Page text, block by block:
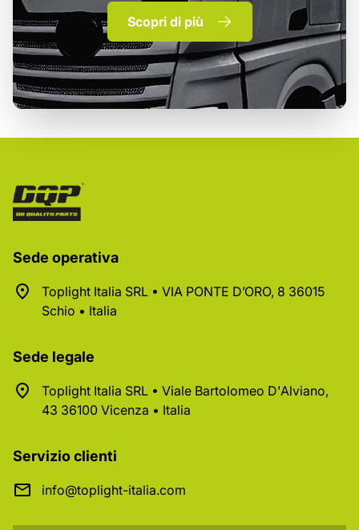
Scopri di più
Sede operativa
Toplight Italia SRL • VIA PONTE D’ORO, 8 36015
Schio • Italia
Sede legale
Toplight Italia SRL • Viale Bartolomeo D'Alviano,
43 36100 Vicenza • Italia
Servizio clienti
info@toplight-italia.com